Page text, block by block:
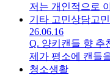
저는 개인적으로
기타 고민상담고
26.06.16
Q. 양키캔들 향 추
제가 평소에 캔들
청소생활